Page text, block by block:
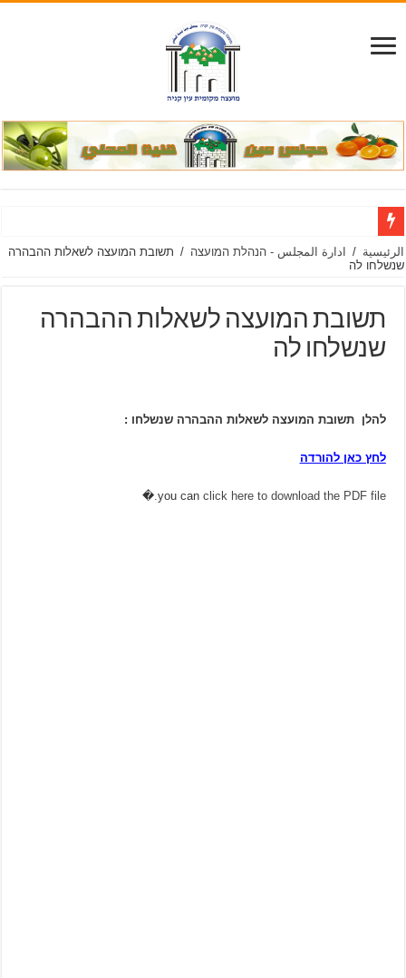
الرئيسية / ادارة المجلس - הנהלת המועצה / תשובת המועצה לשאלות ההבהרה
שנשלחו לה
תשובת המועצה לשאלות ההבהרה
שנשלחו לה
להלן תשובת המועצה לשאלות ההבהרה שנשלחו :
לחץ כאן להורדה
you can click here to download the PDF file.
�